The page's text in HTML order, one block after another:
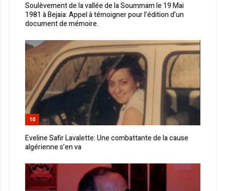
Soulèvement de la vallée de la Soummam le 19 Mai
1981 à Bejaia: Appel à témoigner pour l’édition d’un
document de mémoire.
10
Eveline Safir Lavalette: Une combattante de la cause
algérienne s’en va